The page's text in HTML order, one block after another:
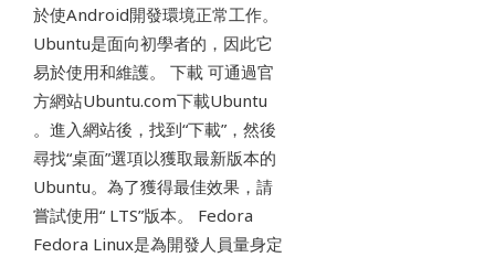
於使Android開發環境正常工作。
Ubuntu是面向初學者的，因此它
易於使用和維護。 下載 可通過官
方網站Ubuntu.com下載Ubuntu
。進入網站後，找到“下載”，然後
尋找“桌面”選項以獲取最新版本的
Ubuntu。為了獲得最佳效果，請
嘗試使用“ LTS”版本。 Fedora
Fedora Linux是為開發人員量身定